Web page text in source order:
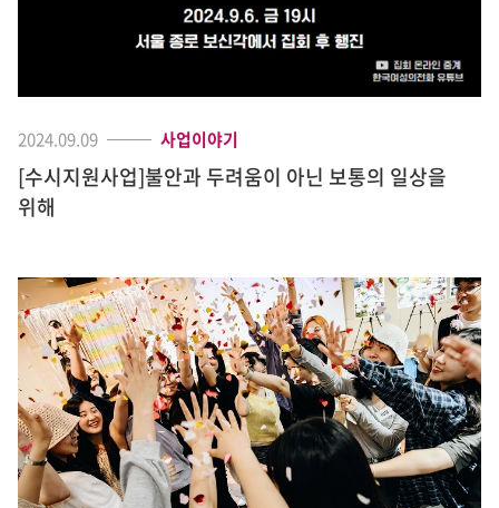
2024.09.09 사업이야기
[수시지원사업]불안과 두려움이 아닌 보통의 일상을
위해